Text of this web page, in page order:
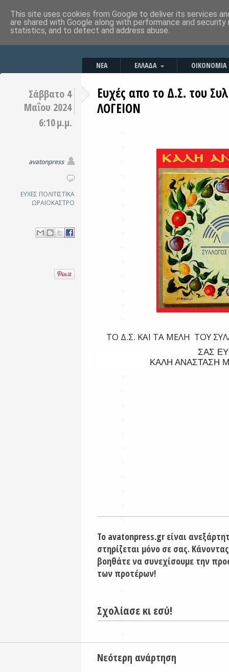
ΝΕΑ ΕΛΛΑΔΑ ΟΙΚΟΝΟΜΙΑ
Σάββατο 4
Μαΐου 2024
6:10 μ.μ.
avatonpress
ΕΥΧΕΣ ΠΟΛΙΤΙΣΤΙΚΑ
ΩΡΑΙΟΚΑΣΤΡΟ
Ευχές απο το Δ.Σ. του
ΛΟΓΕΙΟΝ
ΤΟ Δ.Σ. ΚΑΙ ΤΑ ΜΕΛΗ ΤΟΥ
ΣΑΣ
ΚΑΛΗ ΑΝΑΣΤΑΣΗ
Το avatonpress.gr είναι
στηρίζεται μόνο σε σας.
βοηθάτε να συνεχίσουμε την
των προτέρων!
Σχολίασε κι εσύ!
Νεότερη ανάρτηση
This site uses cookies from Google to deliver its services
are shared with Google along with performance and
statistics, and to detect and address abuse.